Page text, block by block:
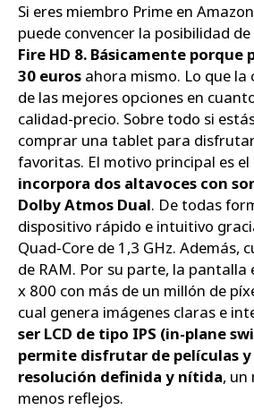
Si eres miembro Prime en
puede convencer la posibilidad
Fire HD 8. Básicamente
30 euros ahora mismo. Lo que la
de las mejores opciones en
calidad-precio. Sobre todo si
comprar una tablet para
favoritas. El motivo principal es el
incorpora dos altavoces con
Dolby Atmos Dual. De todas
dispositivo rápido e intuitivo
Quad-Core de 1,3 GHz. Además,
de RAM. Por su parte, la pantalla
x 800 con más de un millón de
cual genera imágenes claras e
ser LCD de tipo IPS (in-plane
permite disfrutar de películas
resolución definida y nítida, un
menos reflejos.